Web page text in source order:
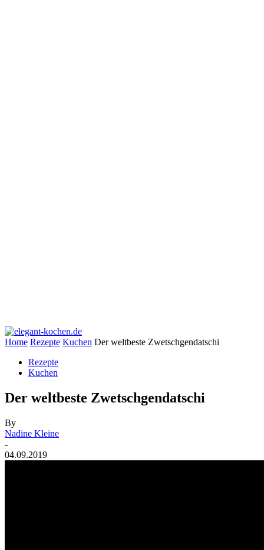
Home Rezepte Kuchen Der weltbeste Zwetschgendatschi
Rezepte
Kuchen
Der weltbeste Zwetschgendatschi
By
Nadine Kleine
-
04.09.2019